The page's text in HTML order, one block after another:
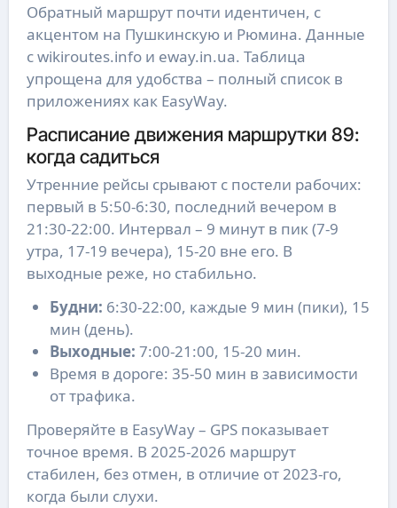
Обратный маршрут почти идентичен, с
акцентом на Пушкинскую и Рюмина. Данные
с wikiroutes.info и eway.in.ua. Таблица
упрощена для удобства – полный список в
приложениях как EasyWay.
Расписание движения маршрутки 89:
когда садиться
Утренние рейсы срывают с постели рабочих:
первый в 5:50-6:30, последний вечером в
21:30-22:00. Интервал – 9 минут в пик (7-9
утра, 17-19 вечера), 15-20 вне его. В
выходные реже, но стабильно.
Будни: 6:30-22:00, каждые 9 мин (пики), 15
мин (день).
Выходные: 7:00-21:00, 15-20 мин.
Время в дороге: 35-50 мин в зависимости
от трафика.
Проверяйте в EasyWay – GPS показывает
точное время. В 2025-2026 маршрут
стабилен, без отмен, в отличие от 2023-го,
когда были слухи.